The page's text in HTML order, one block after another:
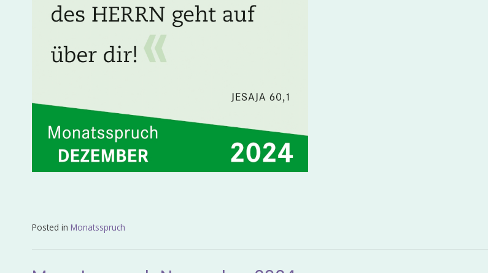
Posted in Monatsspruch